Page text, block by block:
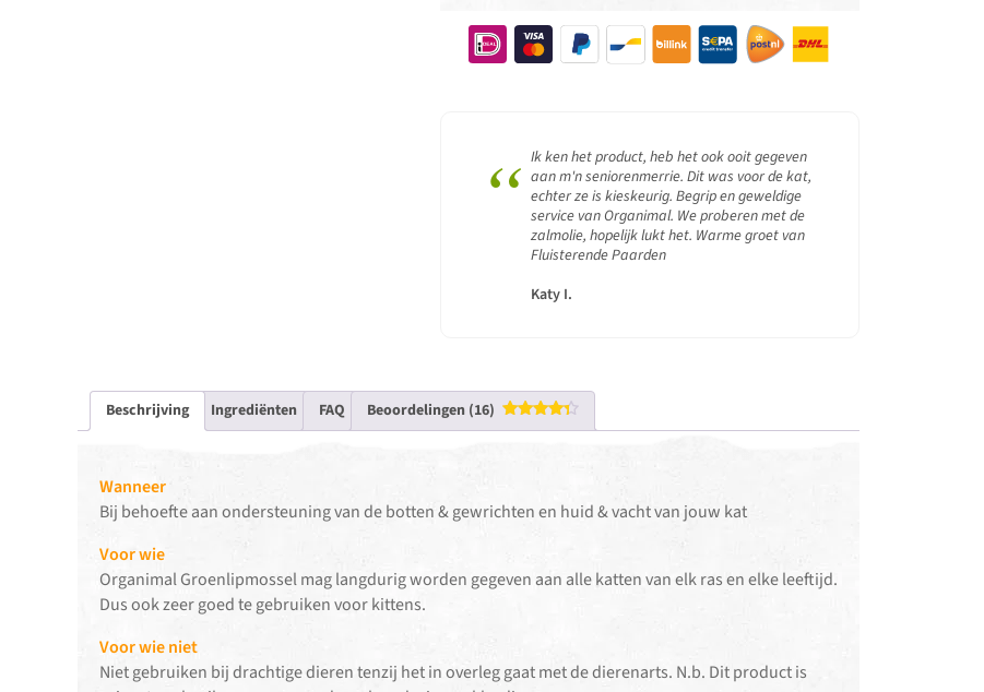
“ Ik ken het product, heb het ook ooit gegeven
aan m'n seniorenmerrie. Dit was voor de kat,
echter ze is kieskeurig. Begrip en geweldige
service van Organimal. We proberen met de
zalmolie, hopelijk lukt het. Warme groet van
Fluisterende Paarden
Katy I.
Beschrijving Ingrediënten FAQ Beoordelingen (16)
Gewaardeerd
Wanneer
Bij behoefte aan ondersteuning van de botten & gewrichten en huid & vacht van jouw kat
Voor wie
Organimal Groenlipmossel mag langdurig worden gegeven aan alle katten van elk ras en elke leeftijd.
Dus ook zeer goed te gebruiken voor kittens.
Voor wie niet
Niet gebruiken bij drachtige dieren tenzij het in overleg gaat met de dierenarts. N.b. Dit product is